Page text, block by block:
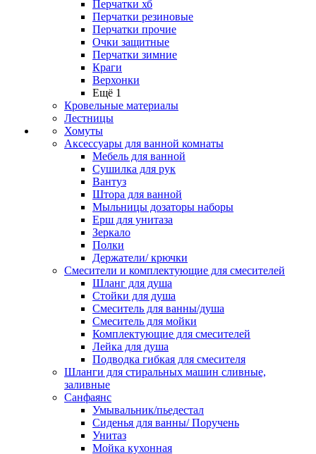
Перчатки хб
Перчатки резиновые
Перчатки прочие
Очки защитные
Перчатки зимние
Краги
Верхонки
Ещё 1
Кровельные материалы
Лестницы
Хомуты
Аксессуары для ванной комнаты
Мебель для ванной
Сушилка для рук
Вантуз
Штора для ванной
Мыльницы дозаторы наборы
Ерш для унитаза
Зеркало
Полки
Держатели/ крючки
Смесители и комплектующие для смесителей
Шланг для душа
Стойки для душа
Смеситель для ванны/душа
Смеситель для мойки
Комплектующие для смесителей
Лейка для душа
Подводка гибкая для смесителя
Шланги для стиральных машин сливные,
заливные
Санфаянс
Умывальник/пьедестал
Сиденья для ванны/ Поручень
Унитаз
Мойка кухонная